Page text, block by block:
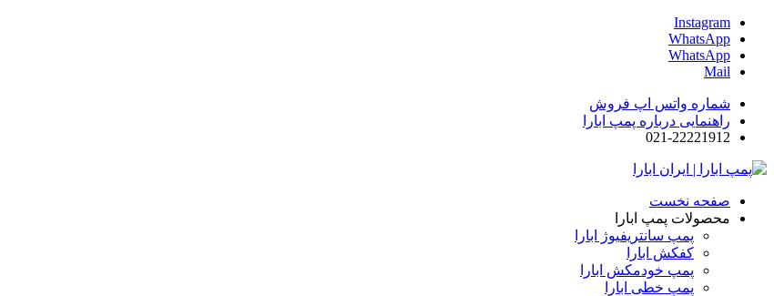
Instagram
WhatsApp
WhatsApp
Mail
شماره واتس اپ فروش
راهنمایی درباره پمپ ابارا
021-22221912
صفحه نخست
محصولات پمپ ابارا
پمپ سانتریفیوژ ابارا
کفکش ابارا
پمپ خودمکش ابارا
پمپ خطی ابارا